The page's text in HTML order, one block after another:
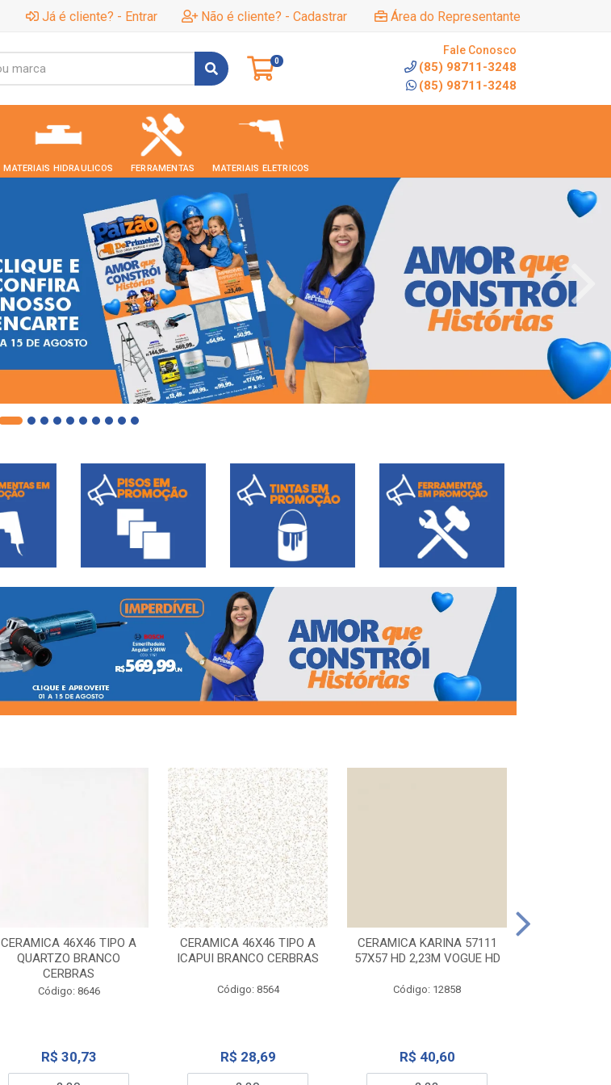
Já é cliente? - Entrar Não é cliente? - Cadastrar Área do Representante
0
Fale Conosco
(85) 98711-3248
(85) 98711-3248
MATERIAIS HIDRAULICOS FERRAMENTAS MATERIAIS ELETRICOS
CERAMICA 46X46 TIPO A
QUARTZO BRANCO
CERBRAS
Código: 8646
R$ 30,73
CERAMICA 46X46 TIPO A
ICAPUI BRANCO CERBRAS
Código: 8564
R$ 28,69
CERAMICA KARINA 57111
57X57 HD 2,23M VOGUE HD
Código: 12858
R$ 40,60